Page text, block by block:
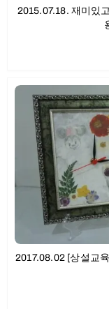
2015.07.18. 재미있
2017.08.02 [상설교